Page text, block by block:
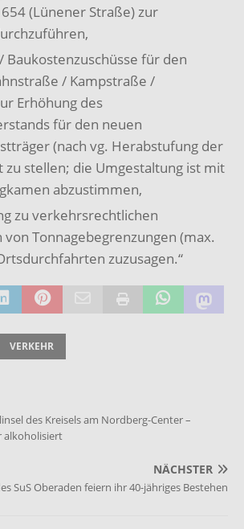
(Lünener Straße) zur
für den
/ Kampstraße /
Erhöhung des
für den neuen
(nach vg. Herabstufung der
zu stellen; die Umgestaltung ist mit
abzustimmen,
zu verkehrsrechtlichen
Tonnagebegrenzungen (max.
zuzusagen.“
VERKEHR
des Kreisels am Nordberg-Center –
alkoholisiert
NÄCHSTER
SuS Oberaden feiern ihr 40-jähriges Bestehen